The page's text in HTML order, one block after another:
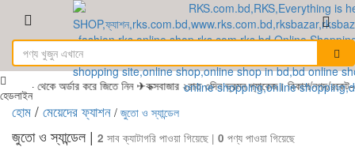
হেডলাইন
- থেকে অর্ডার করে জিতে নিন ✈কক্সবাজার ২রাত ৩দিন ভ্রমন প্যাকেজ। বিকাশ/নগদ/
হোম / মেয়েদের ফ্যাশন / জুতো ও স্যান্ডেল
জুতো ও স্যান্ডেল | 2 সাব ক্যাটাগরি পাওয়া গিয়েছে | 0 পণ্য পাওয়া গিয়েছে